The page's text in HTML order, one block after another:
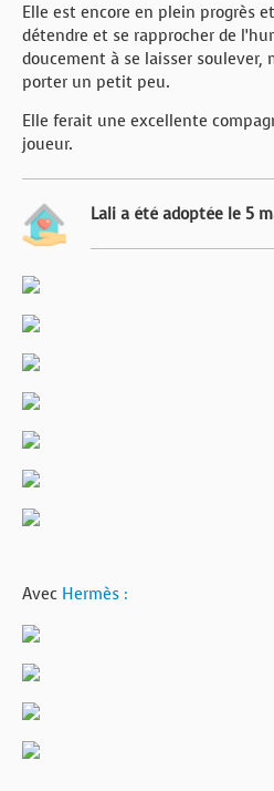
Elle est encore en plein progrès
détendre et se rapprocher de
doucement à se laisser soulever,
porter un petit peu.
Elle ferait une excellente
joueur.
Lali a été adoptée le 5
Avec Hermès :